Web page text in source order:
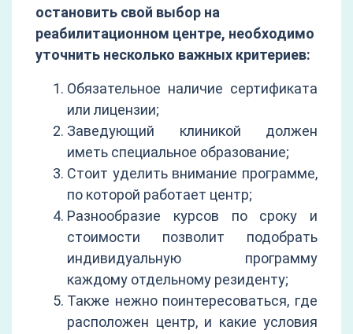
остановить свой выбор на
реабилитационном центре, необходимо
уточнить несколько важных критериев:
Обязательное наличие сертификата
или лицензии;
Заведующий клиникой должен
иметь специальное образование;
Стоит уделить внимание программе,
по которой работает центр;
Разнообразие курсов по сроку и
стоимости позволит подобрать
индивидуальную программу
каждому отдельному резиденту;
Также нежно поинтересоваться, где
расположен центр, и какие условия